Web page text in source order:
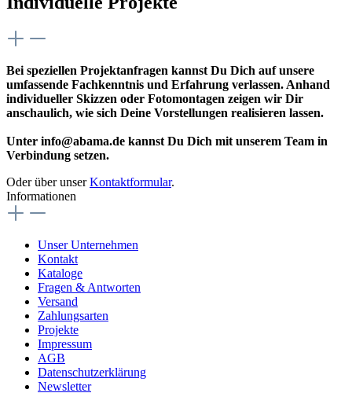
Bei speziellen Projektanfragen kannst Du Dich auf unsere
umfassende Fachkenntnis und Erfahrung verlassen. Anhand
individueller Skizzen oder Fotomontagen zeigen wir Dir
anschaulich, wie sich Deine Vorstellungen realisieren lassen.
Unter info@abama.de kannst Du Dich mit unserem Team in
Verbindung setzen.
Oder über unserKontaktformular.
Informationen
Unser Unternehmen
Kontakt
Kataloge
Fragen & Antworten
Versand
Zahlungsarten
Projekte
Impressum
AGB
Datenschutzerklärung
Newsletter